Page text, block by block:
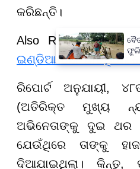
କରିଛନ୍ତି।
Also Read-ଏହି
ଇଣ୍ଡିଆ' ସୋ' ଛାଡିଥିଲେ
ରିପୋର୍ଟ ଅନୁଯାୟୀ,
(ଅତିରିକ୍ତ ମୁଖ୍ୟ
ଅଭିନେତାଙ୍କୁ ଦୁଇ ଥର
ଯେଉଁଥିରେ ତାଙ୍କୁ
ଦିଆଯାଇଥିଲା। କିନ୍ତୁ,